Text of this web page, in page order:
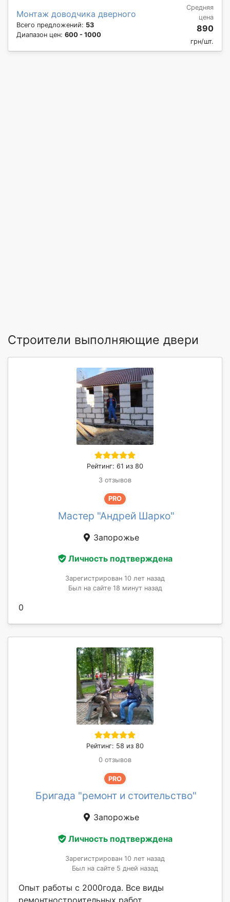
Монтаж доводчика дверного
Всего предложений: 53
Диапазон цен: 600 - 1000
Средняя
цена
890
грн/шт.
Строители выполняющие двери
Рейтинг: 61 из 80
3 отзывов
PRO
Мастер "Андрей Шарко"
Запорожье
Личность подтверждена
Зарегистрирован 10 лет назад
Был на сайте 18 минут назад
0
Рейтинг: 58 из 80
0 отзывов
PRO
Бригада "ремонт и стоительство"
Запорожье
Личность подтверждена
Зарегистрирован 10 лет назад
Был на сайте 5 дней назад
Опыт работы с 2000года. Все виды
ремонтностроительных работ.